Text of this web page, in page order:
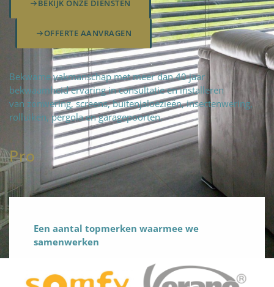
BEKIJK ONZE DIENSTEN
OFFERTE AANVRAGEN
Bekwame vakmanschap met meer dan 40 jaar
bekwaamheid ervaring in consultatie en installeren
van zonwering, screens, buitenjaloezieën, insectenwering,
rolluiken, pergola en garagepoorten.
Pro fteam|
Een aantal topmerken waarmee we
samenwerken